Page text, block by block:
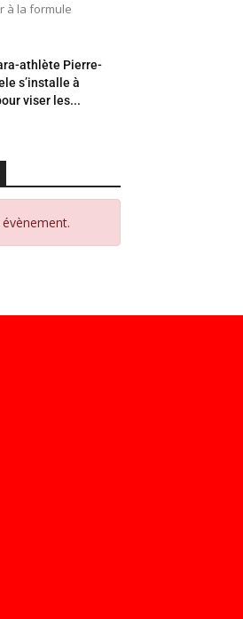
à la formule
athlète Pierre-
s’installe à
viser les...